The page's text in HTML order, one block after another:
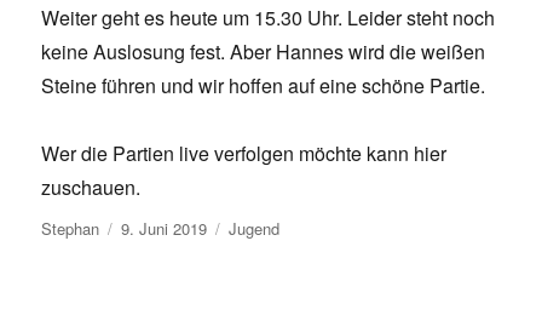
Weiter geht es heute um 15.30 Uhr. Leider steht noch
keine Auslosung fest. Aber Hannes wird die weißen
Steine führen und wir hoffen auf eine schöne Partie.
Wer die Partien live verfolgen möchte kann hier
zuschauen.
Autor
Stephan Veröffentlicht
9. Juni 2019 Kategorien
Jugend